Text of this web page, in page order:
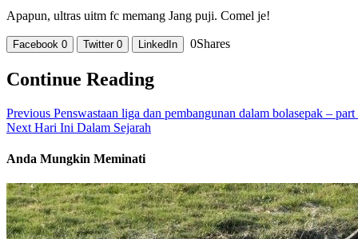
Apapun, ultras uitm fc memang Jang puji. Comel je!
Facebook 0 Twitter 0 LinkedIn 0Shares
Continue Reading
Previous Penswastaan liga dan pembangunan dalam bolasepak – part
Next Hari Ini Dalam Sejarah
Anda Mungkin Meminati